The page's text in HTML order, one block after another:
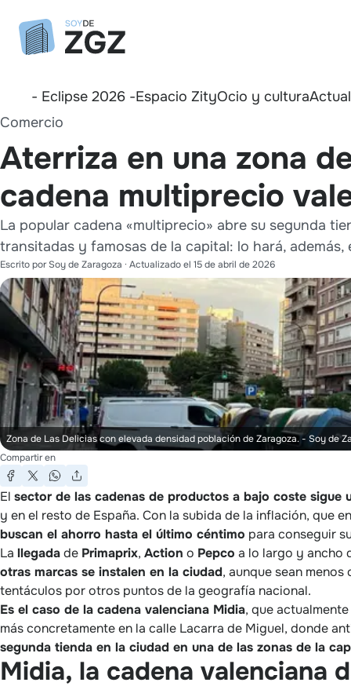
- Eclipse 2026 -Espacio ZityOcio y cultura
Comercio
Aterriza en una zona
cadena multiprecio
La popular cadena «multiprecio» abre su segunda
transitadas y famosas de la capital: lo hará,
Escrito porSoy de Zaragoza · Actualizado el 15 de abril de 2026
Zona de Las Delicias con elevada densidad población de Zaragoza.- Soy de
Compartir en
El sector de las cadenas de productos a bajo coste sigue
y en el resto de España. Con la subida de la inflación, que
buscan el ahorro hasta el último céntimo para conseguir
La llegadade Primaprix, Action o Pepco a lo largo y ancho
otras marcas se instalen en la ciudad, aunque sean
tentáculos por otros puntos de la geografía nacional.
Es el caso de la cadena valenciana Midia, que
más concretamente en la calle Lacarra de Miguel, donde
segunda tienda en la ciudad en una de las zonas de la
Midia, la cadena valenciana